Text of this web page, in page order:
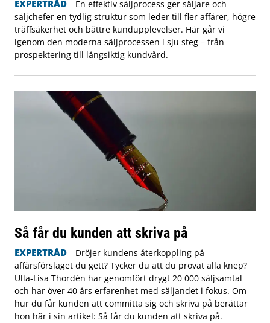
EXPERTRÅD
En effektiv säljprocess ger säljare och
säljchefer en tydlig struktur som leder till fler affärer, högre
träffsäkerhet och bättre kundupplevelser. Här går vi
igenom den moderna säljprocessen i sju steg – från
prospektering till långsiktig kundvård.
Så får du kunden att skriva på
EXPERTRÅD
Dröjer kundens återkoppling på
affärsförslaget du gett? Tycker du att du provat alla knep?
Ulla-Lisa Thordén har genomfört drygt 20 000 säljsamtal
och har över 40 års erfarenhet med säljandet i fokus. Om
hur du får kunden att committa sig och skriva på berättar
hon här i sin artikel: Så får du kunden att skriva på.